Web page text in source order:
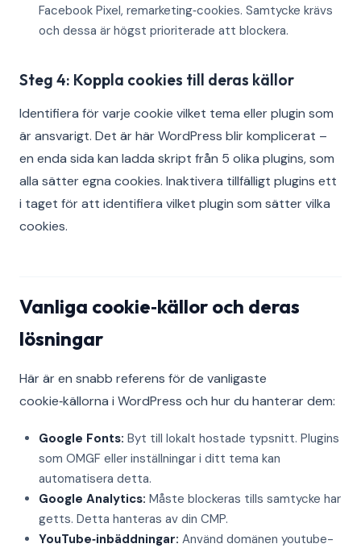
Facebook Pixel, remarketing‑cookies. Samtycke krävs
och dessa är högst prioriterade att blockera.
Steg 4: Koppla cookies till deras källor
Identifiera för varje cookie vilket tema eller plugin som
är ansvarigt. Det är här WordPress blir komplicerat –
en enda sida kan ladda skript från 5 olika plugins, som
alla sätter egna cookies. Inaktivera tillfälligt plugins ett
i taget för att identifiera vilket plugin som sätter vilka
cookies.
Vanliga cookie‑källor och deras
lösningar
Här är en snabb referens för de vanligaste
cookie‑källorna i WordPress och hur du hanterar dem:
Google Fonts: Byt till lokalt hostade typsnitt. Plugins
som OMGF eller inställningar i ditt tema kan
automatisera detta.
Google Analytics: Måste blockeras tills samtycke har
getts. Detta hanteras av din CMP.
YouTube‑inbäddningar: Använd domänen youtube-